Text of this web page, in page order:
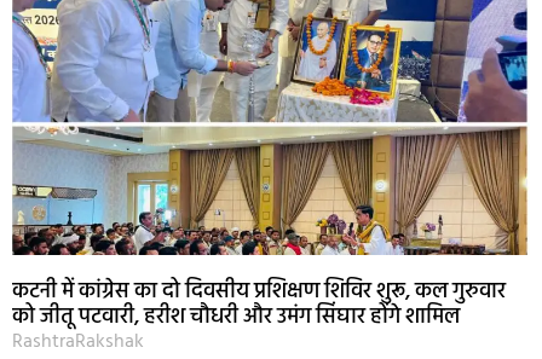
कटनी में कांग्रेस का दो दिवसीय प्रशिक्षण शिविर शुरू, कल गुरुवार
को जीतू पटवारी, हरीश चौधरी और उमंग सिंघार होंगे शामिल
RashtraRakshak